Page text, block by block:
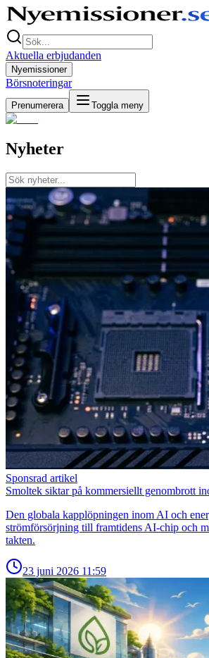
Aktuella erbjudanden
Nyemissioner
Börsnoteringar
Prenumerera Toggla meny
Nyheter
Sponsrad artikel
Smoltek siktar på kommersiellt genombrott
Den globala kapplöpningen inom AI och
strömförsörjning till framtidens AI-chip och
takten.
23 juni 2026 11:59